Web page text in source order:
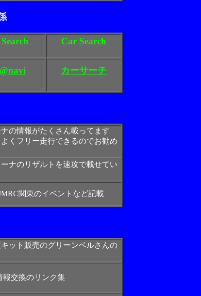
Car Search
カーサーチ
の情報がたくさん載ってます
くフリー走行できるのでお勧め
ナのリザルトを速攻で載せてい
関東のイベントなど記載
ット販売のグリーンベルさんの
報交換のリンク集